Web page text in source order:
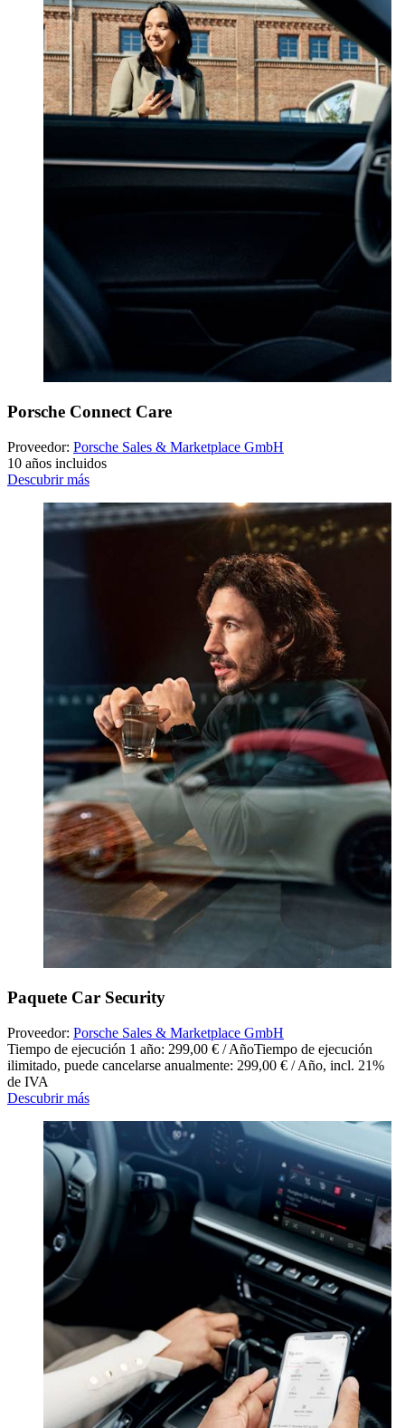
Porsche Connect Care
Proveedor: Porsche Sales & Marketplace GmbH
10 años incluidos
Descubrir más
Paquete Car Security
Proveedor: Porsche Sales & Marketplace GmbH
Tiempo de ejecución 1 año: 299,00 € / AñoTiempo de ejecución
ilimitado, puede cancelarse anualmente: 299,00 € / Año, incl. 21%
de IVA
Descubrir más